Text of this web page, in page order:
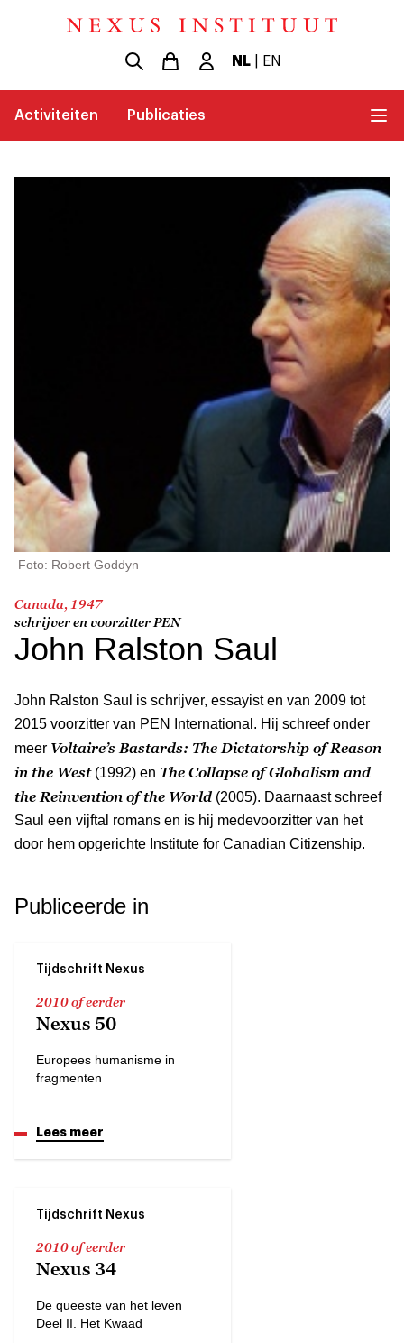
NL| EN
Activiteiten Publicaties
Foto: Robert Goddyn
Canada, 1947
schrijver en voorzitter PEN
John Ralston Saul
John Ralston Saul is schrijver, essayist en van 2009 tot
2015 voorzitter van PEN International. Hij schreef onder
meer Voltaire’s Bastards: The Dictatorship of Reason
in the West(1992) en The Collapse of Globalism and
the Reinvention of the World (2005). Daarnaast schreef
Saul een vijftal romans en is hij medevoorzitter van het
door hem opgerichte Institute for Canadian Citizenship.
Publiceerde in
Tijdschrift Nexus
2010 of eerder
Nexus 50
Europees humanisme in
fragmenten
Lees meer
Tijdschrift Nexus
2010 of eerder
Nexus 34
De queeste van het leven
Deel II. Het Kwaad